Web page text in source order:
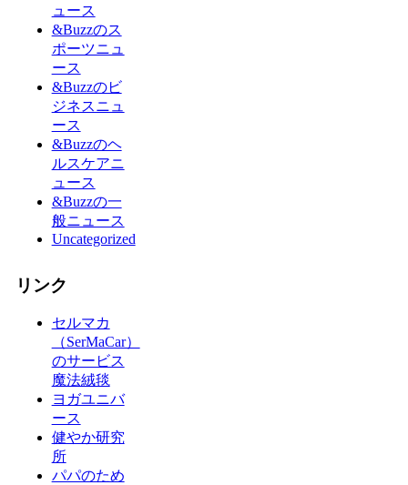
ュース
&Buzzのス
ポーツニュ
ース
&Buzzのビ
ジネスニュ
ース
&Buzzのヘ
ルスケアニ
ュース
&Buzzの一
般ニュース
Uncategorized
リンク
セルマカ
（SerMaCar）
のサービス
魔法絨毯
ヨガユニバ
ース
健やか研究
所
パパのため